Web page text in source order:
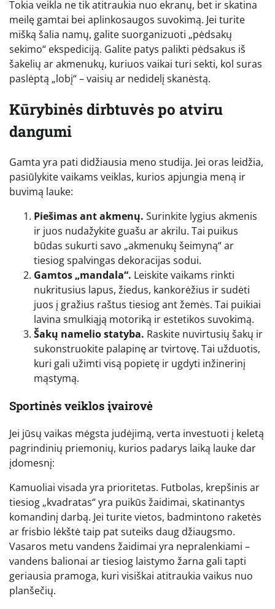
Tokia veikla ne tik atitraukia nuo ekranų, bet ir skatina
meilę gamtai bei aplinkosaugos suvokimą. Jei turite
mišką šalia namų, galite suorganizuoti „pėdsakų
sekimo“ ekspediciją. Galite patys palikti pėdsakus iš
šakelių ar akmenukų, kuriuos vaikai turi sekti, kol suras
paslėptą „lobį“ – vaisių ar nedidelį skanėstą.
Kūrybinės dirbtuvės po atviru
dangumi
Gamta yra pati didžiausia meno studija. Jei oras leidžia,
pasiūlykite vaikams veiklas, kurios apjungia meną ir
buvimą lauke:
Piešimas ant akmenų. Surinkite lygius akmenis
ir juos nudažykite guašu ar akrilu. Tai puikus
būdas sukurti savo „akmenukų šeimyną“ ar
tiesiog spalvingas dekoracijas sodui.
Gamtos „mandala“. Leiskite vaikams rinkti
nukritusius lapus, žiedus, kankorėžius ir sudėti
juos į gražius raštus tiesiog ant žemės. Tai puikiai
lavina smulkiąją motoriką ir estetikos suvokimą.
Šakų namelio statyba. Raskite nuvirtusių šakų ir
sukonstruokite palapinę ar tvirtovę. Tai užduotis,
kuri gali užimti visą popietę ir ugdyti inžinerinį
mąstymą.
Sportinės veiklos įvairovė
Jei jūsų vaikas mėgsta judėjimą, verta investuoti į keletą
pagrindinių priemonių, kurios padarys laiką lauke dar
įdomesnį:
Kamuoliai visada yra prioritetas. Futbolas, krepšinis ar
tiesiog „kvadratas“ yra puikūs žaidimai, skatinantys
komandinį darbą. Jei turite vietos, badmintono raketės
ar frisbio lėkštė taip pat suteiks daug džiaugsmo.
Vasaros metu vandens žaidimai yra nepralenkiami –
vandens balionai ar tiesiog laistymo žarna gali tapti
geriausia pramoga, kuri visiškai atitraukia vaikus nuo
planšečių.